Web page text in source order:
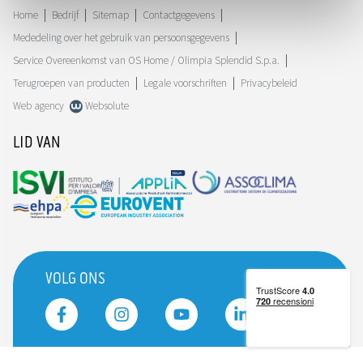
Home
Bedrijf Sitemap
Contactgegevens
Mededeling over het gebruik van persoonsgegevens
Service Overeenkomst van OS Home / Olimpia Splendid S.p.a.
Terugroepen van producten
Legale voorschriften
Privacybeleid
Web agency
Websolute
LID VAN
VOLG ONS